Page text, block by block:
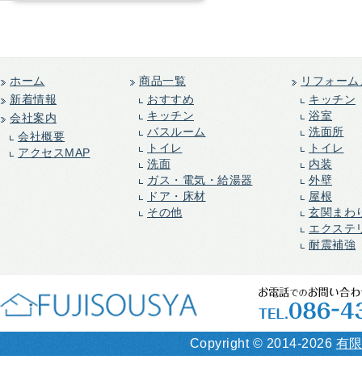
ホーム
新着情報
会社案内
会社概要
アクセスMAP
商品一覧
おすすめ
キッチン
バスルーム
トイレ
洗面
ガス・電気・給湯器
ドア・床材
その他
リフォー
キッチン
浴室
洗面所
トイレ
内装
外壁
屋根
玄関まわ
エクステ
耐震補強
Copyright © 2014-2026 有